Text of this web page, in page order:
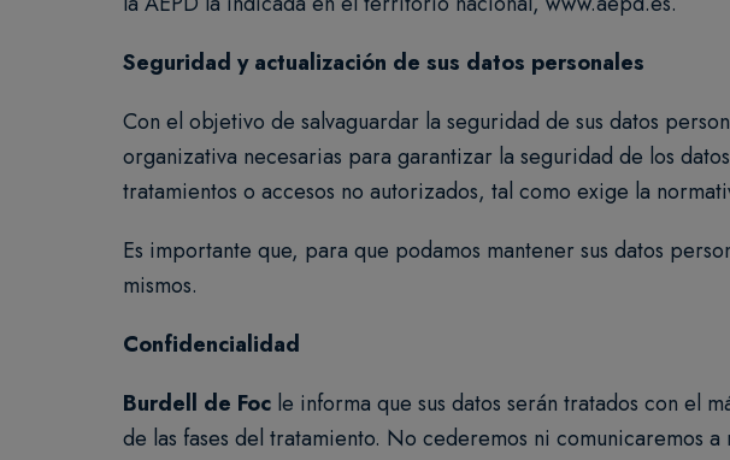
Seguridad y actualización de sus datos personales
Con el objetivo de salvaguardar la seguridad de sus datos
organizativa necesarias para garantizar la seguridad de los
tratamientos o accesos no autorizados, tal como exige la
Es importante que, para que podamos mantener sus datos
mismos.
Confidencialidad
Burdell de Foc le informa que sus datos serán tratados con el
de las fases del tratamiento. No cederemos ni comunicaremos